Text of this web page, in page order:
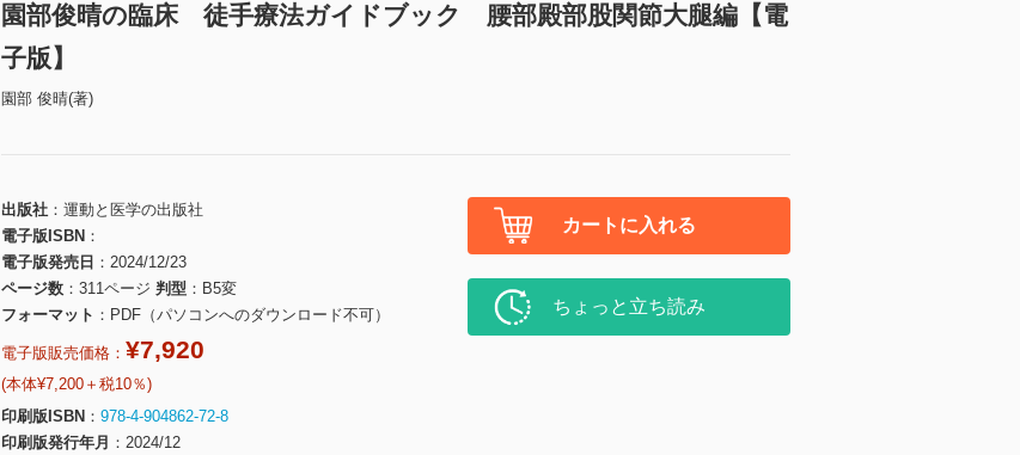
園部俊晴の臨床 徒手療法ガイドブック 腰部殿部股関節大腿編【電
子版】
園部 俊晴(著)
出版社
運動と医学の出版社
電子版ISBN
電子版発売日
2024/12/23
ページ数
311ページ 判型
B5変
フォーマット
PDF（パソコンへのダウンロード不可）
電子版販売価格： ¥7,920
(本体¥7,200＋税10％)
印刷版ISBN
978-4-904862-72-8
印刷版発行年月
2024/12
カートに入れる
ちょっと立ち読み